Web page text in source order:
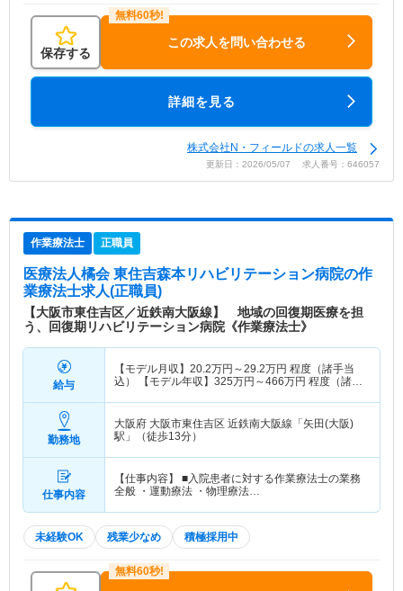
保存する
この求人を問い合わせる
詳細を見る
株式会社N・フィールドの求人一覧
更新日：2026/05/07 求人番号：646057
作業療法士 正職員
医療法人橘会 東住吉森本リハビリテーション病院の作
業療法士求人(正職員)
【大阪市東住吉区／近鉄南大阪線】 地域の回復期医療を担
う、回復期リハビリテーション病院《作業療法士》
給与
【モデル月収】 20.2万円～29.2万円 程度（諸手当
込） 【モデル年収】 325万円～466万円 程度（諸手
勤務地
大阪府 大阪市東住吉区 近鉄南大阪線「矢田(大阪)
駅」（徒歩13分）
仕事内容
【仕事内容】 ■入院患者に対する作業療法士の業務
全般 ・運動療法 ・物理療法…
未経験OK 残業少なめ 積極採用中